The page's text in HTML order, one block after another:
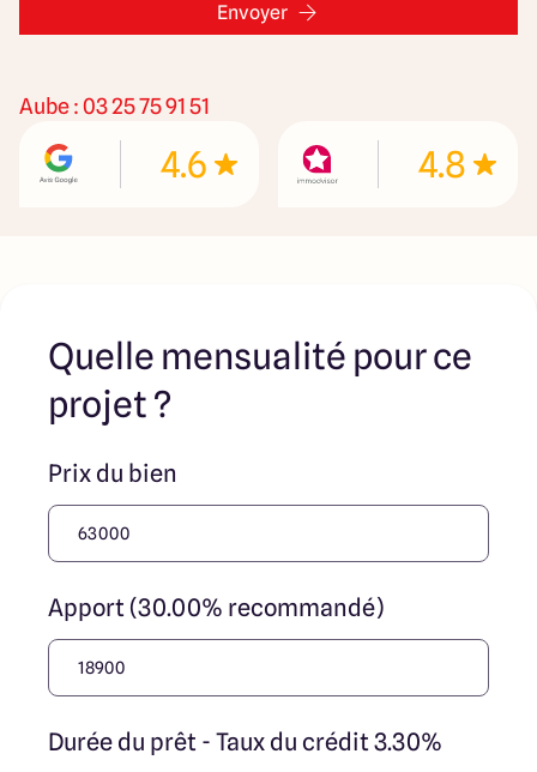
Envoyer
Aube : 03 25 75 91 51
4.6 4.8
Quelle mensualité pour ce
projet ?
Prix du bien
Apport (30.00% recommandé)
Durée du prêt - Taux du crédit 3.30%